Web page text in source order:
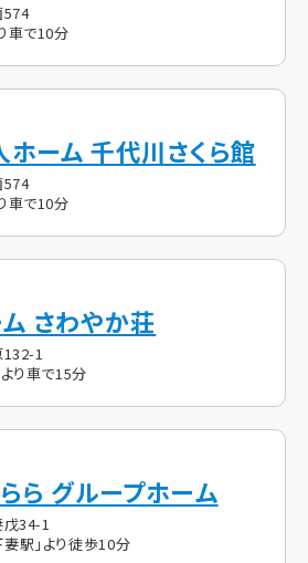
574
車で10分
ーム 千代川さくら館
574
車で10分
さわやか荘
1
り車で15分
ら グループホーム
34-1
駅」より徒歩10分